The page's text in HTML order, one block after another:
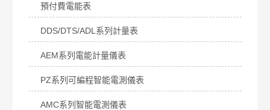
預付費電能表
DDS/DTS/ADL系列計量表
AEM系列電能計量儀表
PZ系列可編程智能電測儀表
AMC系列智能電測儀表